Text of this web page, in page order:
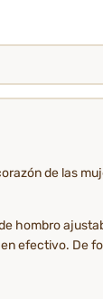
de las
hombro
efectivo. De